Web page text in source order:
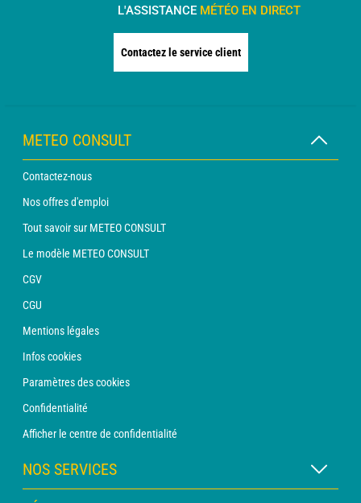
L'ASSISTANCE MÉTÉO EN DIRECT
Contactez le service client
METEO CONSULT
Contactez-nous
Nos offres d'emploi
Tout savoir sur METEO CONSULT
Le modèle METEO CONSULT
CGV
CGU
Mentions légales
Infos cookies
Paramètres des cookies
Confidentialité
Afficher le centre de confidentialité
NOS SERVICES